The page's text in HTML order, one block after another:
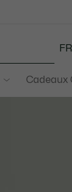
Cadeaux
FR